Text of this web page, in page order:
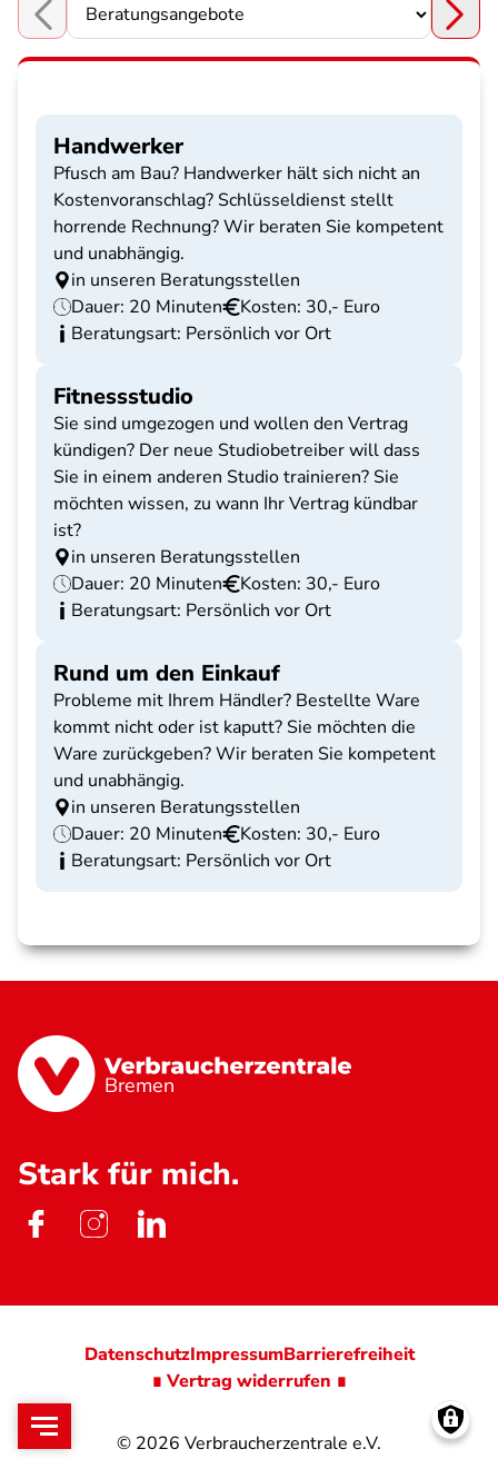
Choose a section
Handwerker
Pfusch am Bau? Handwerker hält sich nicht an
Kostenvoranschlag? Schlüsseldienst stellt
horrende Rechnung? Wir beraten Sie kompetent
und unabhängig.
in unseren Beratungsstellen
Dauer: 20 Minuten
Kosten: 30,- Euro
Beratungsart: Persönlich vor Ort
Fitnessstudio
Sie sind umgezogen und wollen den Vertrag
kündigen? Der neue Studiobetreiber will dass
Sie in einem anderen Studio trainieren? Sie
möchten wissen, zu wann Ihr Vertrag kündbar
ist?
in unseren Beratungsstellen
Dauer: 20 Minuten
Kosten: 30,- Euro
Beratungsart: Persönlich vor Ort
Rund um den Einkauf
Probleme mit Ihrem Händler? Bestellte Ware
kommt nicht oder ist kaputt? Sie möchten die
Ware zurückgeben? Wir beraten Sie kompetent
und unabhängig.
in unseren Beratungsstellen
Dauer: 20 Minuten
Kosten: 30,- Euro
Beratungsart: Persönlich vor Ort
Bremen
Stark für mich.
© 2026 Verbraucherzentrale e.V.
DatenschutzImpressumBarrierefreiheit
∎ Vertrag widerrufen ∎